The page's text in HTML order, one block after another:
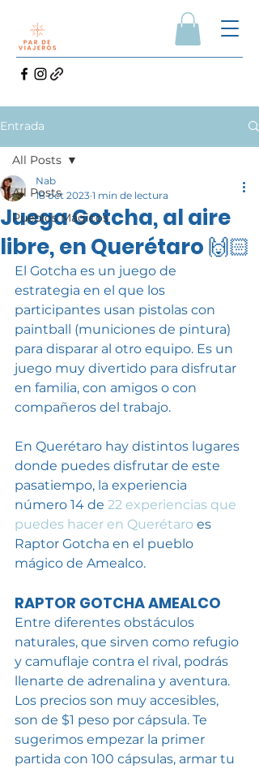
Entrada
All Posts
Pueblos Mágicos
All Posts
Juega Gotcha, al aire
libre, en Querétaro 🙌🏻
Nab
18 oct 2023 1 min de lectura
El Gotcha es un juego de
estrategia en el que los
participantes usan pistolas con
paintball (municiones de pintura)
para disparar al otro equipo. Es un
juego muy divertido para disfrutar
en familia, con amigos o con
compañeros del trabajo.
En Querétaro hay distintos lugares
donde puedes disfrutar de este
pasatiempo, la experiencia
número 14 de 22 experiencias que
puedes hacer en Querétaro es
Raptor Gotcha en el pueblo
mágico de Amealco.
RAPTOR GOTCHA AMEALCO
Entre diferentes obstáculos
naturales, que sirven como refugio
y camuflaje contra el rival, podrás
llenarte de adrenalina y aventura.
Los precios son muy accesibles,
son de $1 peso por cápsula. Te
sugerimos empezar la primer
partida con 100 cápsulas, armar tu